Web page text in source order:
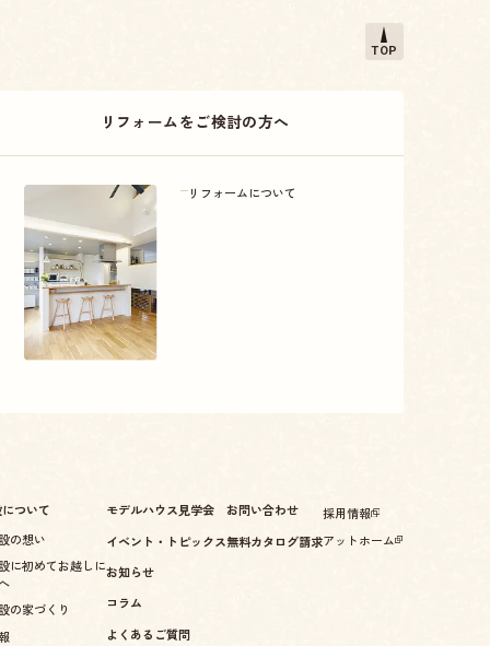
リフォームをご検討の方へ
リフォームについて
ついて
の想い
に初めてお越しに
の家づくり
モデルハウス見学会
イベント・トピックス
お知らせ
コラム
よくあるご質問
お問い合わせ
無料カタログ請求
採用情報
アットホーム
TOP